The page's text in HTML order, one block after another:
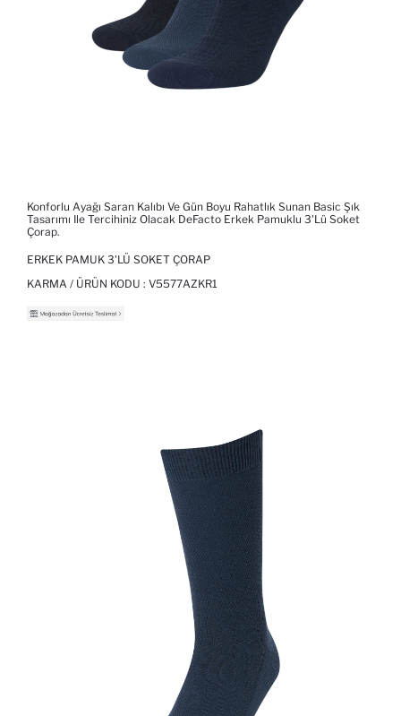
Konforlu Ayağı Saran Kalıbı Ve Gün Boyu Rahatlık Sunan Basic Şık
Tasarımı Ile Tercihiniz Olacak DeFacto Erkek Pamuklu 3'lü Soket
Çorap.
ERKEK PAMUK 3'LÜ SOKET ÇORAP
KARMA / ÜRÜN KODU : V5577AZKR1